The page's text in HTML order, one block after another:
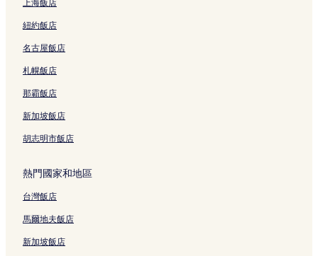
台西飯店
草嶺飯店
二崙飯店
國立雲林科技大學附近的飯店
斗六聖玫瑰天主堂附近的飯店
廉使飯店
古坑綠色隧道附近的飯店
劍湖山世界主題樂園附近的飯店
西螺戲院附近的飯店
澄霖沉香味道森林館附近的飯店
湖仔寮飯店
上海飯店
紐約飯店
名古屋飯店
札幌飯店
那霸飯店
新加坡飯店
胡志明市飯店
熱門國家和地區
台灣飯店
馬爾地夫飯店
新加坡飯店